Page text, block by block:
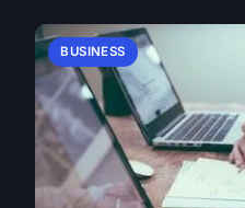
BUSINESS